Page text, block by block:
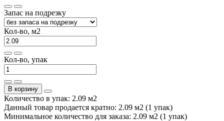
Запас на подрезку
Кол-во, м2
Кол-во, упак
В корзину
Количество в упак: 2.09 м2
Данный товар продается кратно: 2.09 м2 (1 упак)
Минимальное количество для заказа: 2.09 м2 (1 упак)